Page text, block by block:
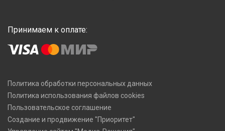
Принимаем к оплате:
Политика обработки персональных данных
Политика использования файлов cookies
Пользовательское соглашение
Создание и продвижение "Приоритет"